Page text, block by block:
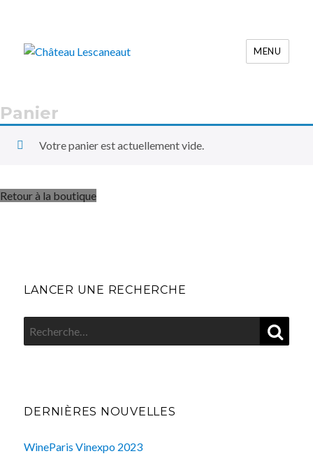
MENU
Panier
Votre panier est actuellement vide.
Retour à la boutique
LANCER UNE RECHERCHE
pour
DERNIÈRES NOUVELLES
WineParis Vinexpo 2023